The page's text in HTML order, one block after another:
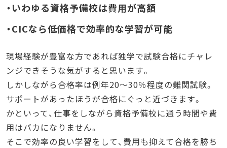
・いわゆる資格予備校は費用が高額
・CICなら低価格で効率的な学習が可能
現場経験が豊富な方であれば独学で試験合格にチャレ
ンジできそうな気がすると思います。
しかしながら合格率は例年20～30％程度の難関試験。
サポートがあったほうが合格にぐっと近づきます。
かといって、仕事をしながら資格予備校に通う時間や費
用はバカになりません。
そこで効率の良い学習をして、費用も抑えて合格を勝ち